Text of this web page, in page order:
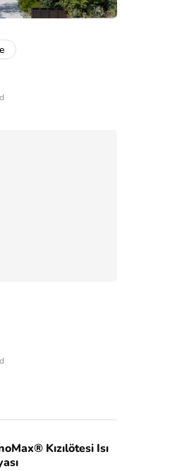
Kızılötesi Isı